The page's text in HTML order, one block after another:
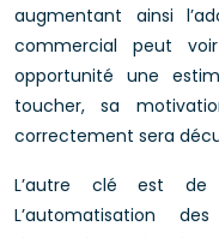
augmentant ainsi
commercial peut
opportunité une
toucher, sa
correctement sera
L’autre clé est
L’automatisation